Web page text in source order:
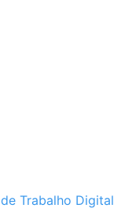
Trabalho Digital